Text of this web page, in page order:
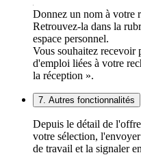
Donnez un nom à votre
Retrouvez-la dans la
espace personnel.
Vous souhaitez recevoir
d'emploi liées à votre
la réception ».
7. Autres fonctionnalités
Depuis le détail de
votre sélection,
de travail et la signaler